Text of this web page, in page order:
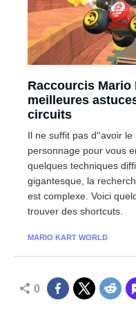
Raccourcis Mario
meilleures
circuits
Il ne suffit pas d''avoir
personnage pour vous
quelques techniques
gigantesque, la
est complexe. Voici
trouver des shortcuts.
MARIO KART WORLD
0